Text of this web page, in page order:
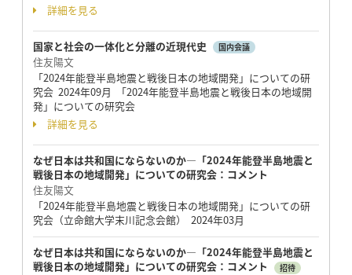
詳細を見る
国家と社会の一体化と分離の近現代史 国内会議
住友陽文
「2024年能登半島地震と戦後日本の地域開発」についての研
究会 2024年09月 「2024年能登半島地震と戦後日本の地域開
発」についての研究会
詳細を見る
なぜ日本は共和国にならないのか―「2024年能登半島地震と
戦後日本の地域開発」についての研究会：コメント
住友陽文
「2024年能登半島地震と戦後日本の地域開発」についての研
究会（立命館大学末川記念会館） 2024年03月
なぜ日本は共和国にならないのか―「2024年能登半島地震と
戦後日本の地域開発」についての研究会：コメント
招待